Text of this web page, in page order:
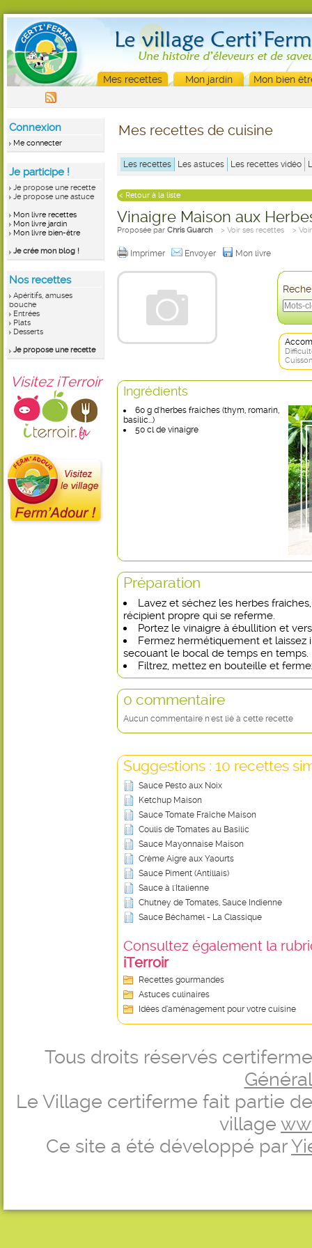
Mes recettes Mon jardin Mon bien
Connexion
Me connecter
Je participe !
Je propose une recette
Je propose une astuce
Mon livre recettes
Mon livre jardin
Mon livre bien-être
Je crée mon blog !
Nos recettes
Apéritifs, amuses
bouche
Entrées
Plats
Desserts
Je propose une recette
Visitez iTerroir
Mes recettes de cuisine
Les recettes Les astuces Les recettes vidéo
< Retour à la liste
Vinaigre Maison aux
Proposée par Chris Guarch > Voir ses recettes >
Imprimer Envoyer Mon livre
Ingrédients
60 g d'herbes fraiches (thym, romarin,
basilic...)
50 cl de vinaigre
Préparation
Lavez et séchez les herbes
récipient propre qui se referme.
Portez le vinaigre à ébullition et
Fermez hermétiquement et laissez
secouant le bocal de temps en temps.
Filtrez, mettez en bouteille et
0 commentaire
Aucun commentaire n'est lié à cette recette
Suggestions : 10 recettes
Sauce Pesto aux Noix
Ketchup Maison
Sauce Tomate Fraîche Maison
Coulis de Tomates au Basilic
Sauce Mayonnaise Maison
Crème Aigre aux Yaourts
Sauce Piment (Antillais)
Sauce à l'Italienne
Chutney de Tomates, Sauce Indienne
Sauce Béchamel - La Classique
Consultez également la
iTerroir
Recettes gourmandes
Astuces culinaires
Idées d’aménagement pour votre cuisine
Tous droits réservés
Le Village certiferme fait partie
village
Ce site a été développé par